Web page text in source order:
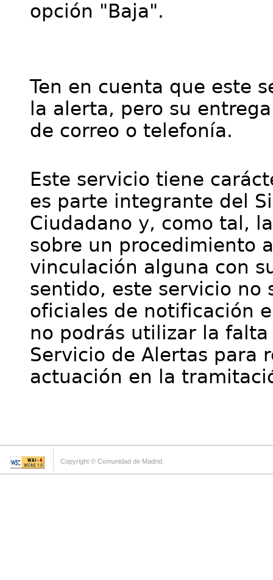
opción "Baja".
Ten en cuenta que este
la alerta, pero su
de correo o telefonía.
Este servicio tiene
es parte integrante del
Ciudadano y, como tal,
sobre un procedimiento
vinculación alguna con
sentido, este servicio no
oficiales de notificación
no podrás utilizar la
Servicio de Alertas para
actuación en la
Copyright © Comunidad de Madrid.